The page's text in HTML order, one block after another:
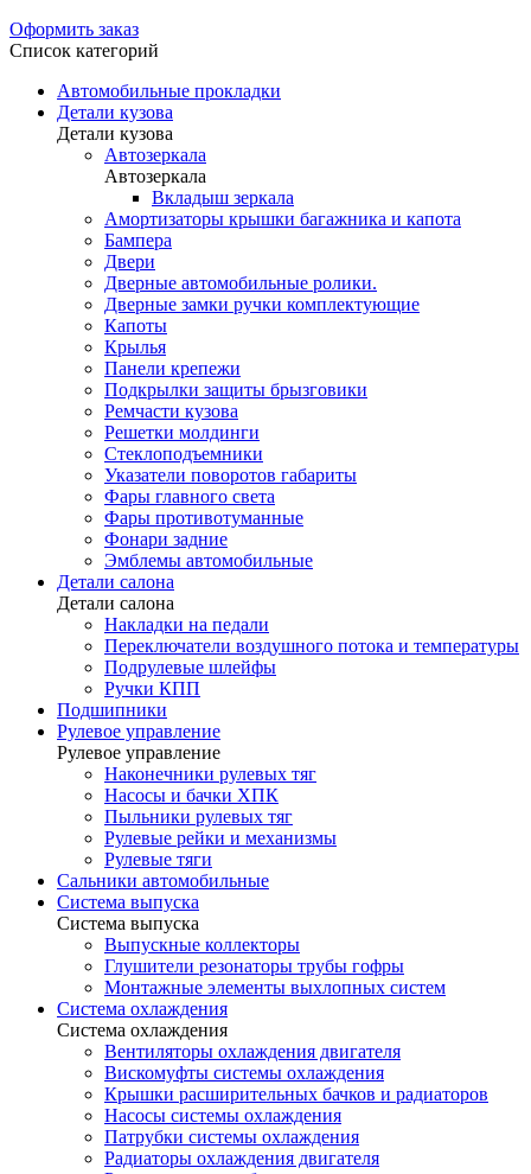
Оформить заказ
Список категорий
Автомобильные прокладки
Детали кузова
Детали кузова
Автозеркала
Автозеркала
Вкладыш зеркала
Амортизаторы крышки багажника и капота
Бампера
Двери
Дверные автомобильные ролики.
Дверные замки ручки комплектующие
Капоты
Крылья
Панели крепежи
Подкрылки защиты брызговики
Ремчасти кузова
Решетки молдинги
Стеклоподъемники
Указатели поворотов габариты
Фары главного света
Фары противотуманные
Фонари задние
Эмблемы автомобильные
Детали салона
Детали салона
Накладки на педали
Переключатели воздушного потока и температуры
Подрулевые шлейфы
Ручки КПП
Подшипники
Рулевое управление
Рулевое управление
Наконечники рулевых тяг
Насосы и бачки ХПК
Пыльники рулевых тяг
Рулевые рейки и механизмы
Рулевые тяги
Сальники автомобильные
Система выпуска
Система выпуска
Выпускные коллекторы
Глушители резонаторы трубы гофры
Монтажные элементы выхлопных систем
Система охлаждения
Система охлаждения
Вентиляторы охлаждения двигателя
Вискомуфты системы охлаждения
Крышки расширительных бачков и радиаторов
Насосы системы охлаждения
Патрубки системы охлаждения
Радиаторы охлаждения двигателя